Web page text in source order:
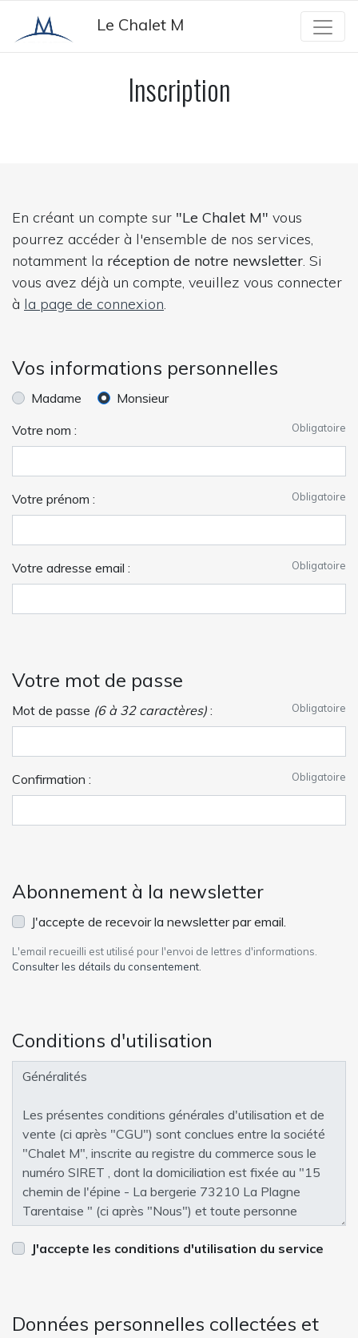
Le Chalet M
Inscription
En créant un compte sur "Le Chalet M" vous
pourrez accéder à l'ensemble de nos services,
notamment la réception de notre newsletter. Si
vous avez déjà un compte, veuillez vous connecter
à la page de connexion.
Vos informations personnelles
Madame Monsieur
Obligatoire
Votre nom :
Obligatoire
Votre prénom :
Obligatoire
Votre adresse email :
Votre mot de passe
Obligatoire
Mot de passe (6 à 32 caractères) :
Obligatoire
Confirmation :
Abonnement à la newsletter
J'accepte de recevoir la newsletter par email.
L'email recueilli est utilisé pour l'envoi de lettres d'informations.
Consulter les détails du consentement.
Conditions d'utilisation
J'accepte les conditions d'utilisation du service
Données personnelles collectées et